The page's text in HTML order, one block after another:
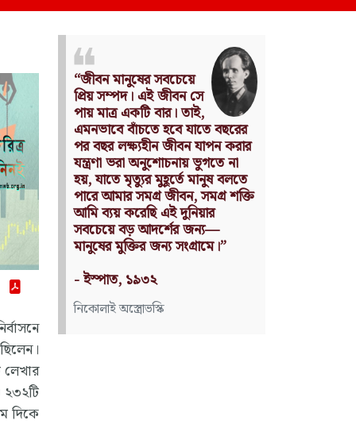
লেখার
দিকে
Nothing can have value
without being an object of
utility.
Source: Das Kapital
(Volume I, Chapter 1)
কার্ল মার্কস